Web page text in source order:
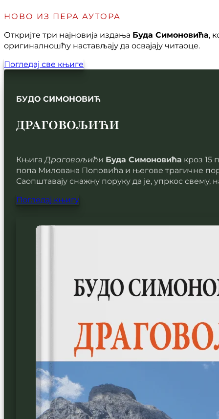
НОВО ИЗ ПЕРА АУТОРА
Откријте три најновија издања Буда Симоновића,
оригиналношћу настављају да освајају читаоце.
Погледај све књиге
ДРАГОВОЉИЋИ
БУДО СИМОНОВИЋ
КњигаДраговољићи Буда Симоновића кроз 15
попа Милована Поповића и његове трагичне
Саопштавају снажну поруку да је, упркос свему,
Погледај књигу